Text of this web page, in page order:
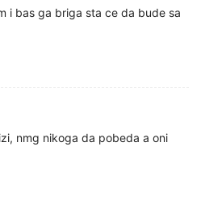
i bas ga briga sta ce da bude sa
nmg nikoga da pobeda a oni